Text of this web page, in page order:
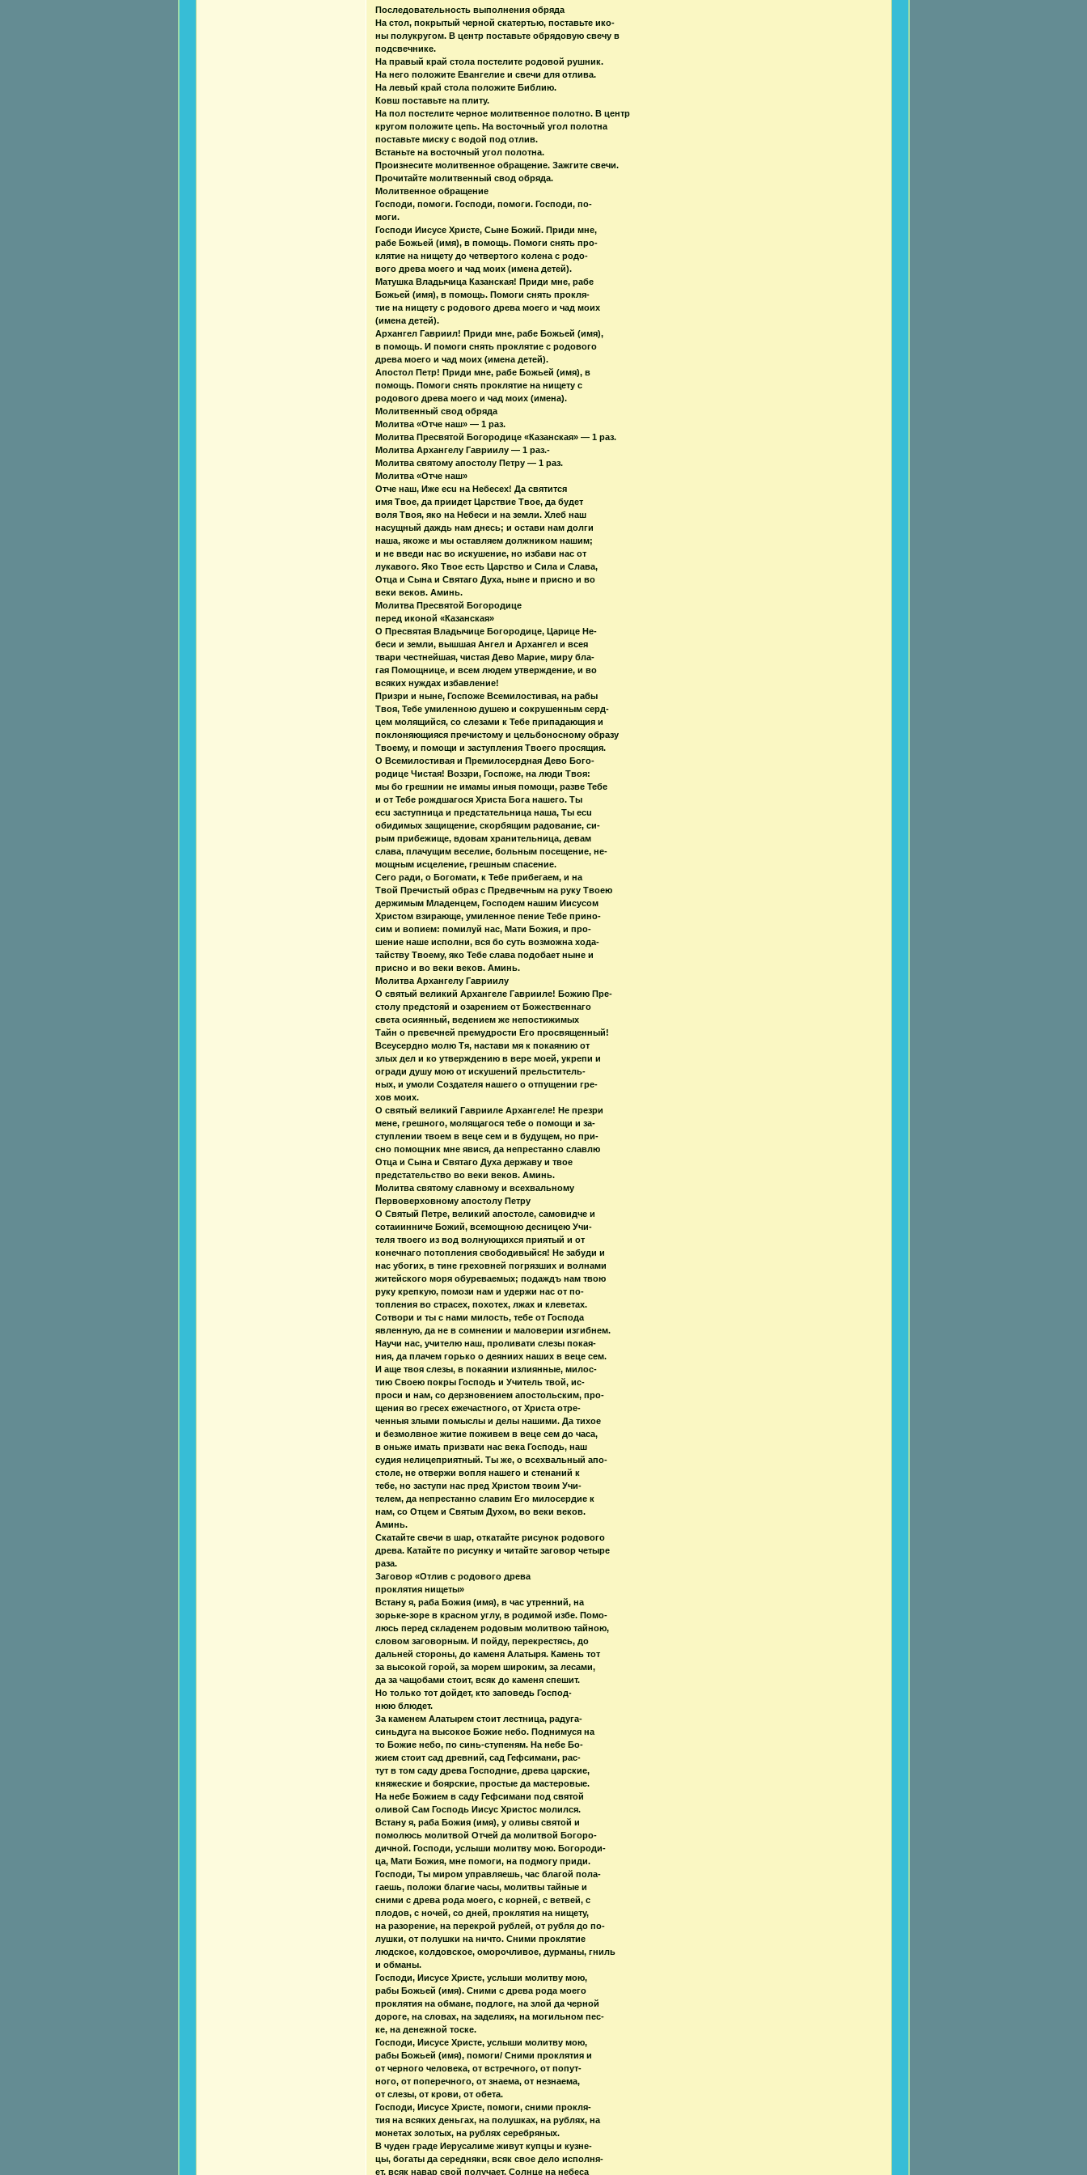
Последовательность выполнения обряда
На стол, покрытый черной скатертью, поставьте ико-
ны полукругом. В центр поставьте обрядовую свечу в
подсвечнике.
На правый край стола постелите родовой рушник.
На него положите Евангелие и свечи для отлива.
На левый край стола положите Библию.
Ковш поставьте на плиту.
На пол постелите черное молитвенное полотно. В центр
кругом положите цепь. На восточный угол полотна
поставьте миску с водой под отлив.
Встаньте на восточный угол полотна.
Произнесите молитвенное обращение. Зажгите свечи.
Прочитайте молитвенный свод обряда.
Молитвенное обращение
Господи, помоги. Господи, помоги. Господи, по-
моги.
Господи Иисусе Христе, Сыне Божий. Приди мне,
рабе Божьей (имя), в помощь. Помоги снять про-
клятие на нищету до четвертого колена с родо-
вого древа моего и чад моих (имена детей).
Матушка Владычица Казанская! Приди мне, рабе
Божьей (имя), в помощь. Помоги снять прокля-
тие на нищету с родового древа моего и чад моих
(имена детей).
Архангел Гавриил! Приди мне, рабе Божьей (имя),
в помощь. И помоги снять проклятие с родового
древа моего и чад моих (имена детей).
Апостол Петр! Приди мне, рабе Божьей (имя), в
помощь. Помоги снять проклятие на нищету с
родового древа моего и чад моих (имена).
Молитвенный свод обряда
Молитва «Отче наш» — 1 раз.
Молитва Пресвятой Богородице «Казанская» — 1 раз.
Молитва Архангелу Гавриилу — 1 раз.-
Молитва святому апостолу Петру — 1 раз.
Молитва «Отче наш»
Отче наш, Иже ecu на Небесех! Да святится
имя Твое, да приидет Царствие Твое, да будет
воля Твоя, яко на Небеси и на земли. Хлеб наш
насущный даждь нам днесь; и остави нам долги
наша, якоже и мы оставляем должником нашим;
и не введи нас во искушение, но избави нас от
лукавого. Яко Твое есть Царство и Сила и Слава,
Отца и Сына и Святаго Духа, ныне и присно и во
веки веков. Аминь.
Молитва Пресвятой Богородице
перед иконой «Казанская»
О Пресвятая Владычице Богородице, Царице Не-
беси и земли, вышшая Ангел и Архангел и всея
твари честнейшая, чистая Дево Марие, миру бла-
гая Помощнице, и всем людем утверждение, и во
всяких нуждах избавление!
Призри и ныне, Госпоже Всемилостивая, на рабы
Твоя, Тебе умиленною душею и сокрушенным серд-
цем молящийся, со слезами к Тебе припадающия и
поклоняющияся пречистому и цельбоносному образу
Твоему, и помощи и заступления Твоего просящия.
О Всемилостивая и Премилосердная Дево Бого-
родице Чистая! Воззри, Госпоже, на люди Твоя:
мы бо грешнии не имамы иныя помощи, разве Тебе
и от Тебе рождшагося Христа Бога нашего. Ты
ecu заступница и предстательница наша, Ты ecu
обидимых защищение, скорбящим радование, си-
рым прибежище, вдовам хранительница, девам
слава, плачущим веселие, больным посещение, не-
мощным исцеление, грешным спасение.
Сего ради, о Богомати, к Тебе прибегаем, и на
Твой Пречистый образ с Предвечным на руку Твоею
держимым Младенцем, Господем нашим Иисусом
Христом взирающе, умиленное пение Тебе прино-
сим и вопием: помилуй нас, Мати Божия, и про-
шение наше исполни, вся бо суть возможна хода-
тайству Твоему, яко Тебе слава подобает ныне и
присно и во веки веков. Аминь.
Молитва Архангелу Гавриилу
О святый великий Архангеле Гаврииле! Божию Пре-
столу предстояй и озарением от Божественнаго
света осиянный, ведением же непостижимых
Тайн о превечней премудрости Его просвященный!
Всеусердно молю Тя, настави мя к покаянию от
злых дел и ко утверждению в вере моей, укрепи и
огради душу мою от искушений прельститель-
ных, и умоли Создателя нашего о отпущении гре-
хов моих.
О святый великий Гаврииле Архангеле! Не презри
мене, грешного, молящагося тебе о помощи и за-
ступлении твоем в веце сем и в будущем, но при-
сно помощник мне явися, да непрестанно славлю
Отца и Сына и Святаго Духа державу и твое
предстательство во веки веков. Аминь.
Молитва святому славному и всехвальному
Первоверховному апостолу Петру
О Святый Петре, великий апостоле, самовидче и
сотаиинниче Божий, всемощною десницею Учи-
теля твоего из вод волнующихся приятый и от
конечнаго потопления свободивыйся! Не забуди и
нас убогих, в тине греховней погрязших и волнами
житейского моря обуреваемых; подаждъ нам твою
руку крепкую, помози нам и удержи нас от по-
топления во страсех, похотех, лжах и клеветах.
Сотвори и ты с нами милость, тебе от Господа
явленную, да не в сомнении и маловерии изгибнем.
Научи нас, учителю наш, проливати слезы покая-
ния, да плачем горько о деяниих наших в веце сем.
И аще твоя слезы, в покаянии излиянные, милос-
тию Своею покры Господь и Учитель твой, ис-
проси и нам, со дерзновением апостольским, про-
щения во гресех ежечастного, от Христа отре-
ченныя злыми помыслы и делы нашими. Да тихое
и безмолвное житие поживем в веце сем до часа,
в оньже имать призвати нас века Господь, наш
судия нелицеприятный. Ты же, о всехвальный апо-
столе, не отвержи вопля нашего и стенаний к
тебе, но заступи нас пред Христом твоим Учи-
телем, да непрестанно славим Его милосердие к
нам, со Отцем и Святым Духом, во веки веков.
Аминь.
Скатайте свечи в шар, откатайте рисунок родового
древа. Катайте по рисунку и читайте заговор четыре
раза.
Заговор «Отлив с родового древа
проклятия нищеты»
Встану я, раба Божия (имя), в час утренний, на
зорьке-зоре в красном углу, в родимой избе. Помо-
люсь перед складенем родовым молитвою тайною,
словом заговорным. И пойду, перекрестясь, до
дальней стороны, до каменя Алатыря. Камень тот
за высокой горой, за морем широким, за лесами,
да за чащобами стоит, всяк до каменя спешит.
Но только тот дойдет, кто заповедь Господ-
нюю блюдет.
За каменем Алатырем стоит лестница, радуга-
синьдуга на высокое Божие небо. Поднимуся на
то Божие небо, по синь-ступеням. На небе Бо-
жием стоит сад древний, сад Гефсимани, рас-
тут в том саду древа Господние, древа царские,
княжеские и боярские, простые да мастеровые.
На небе Божием в саду Гефсимани под святой
оливой Сам Господь Иисус Христос молился.
Встану я, раба Божия (имя), у оливы святой и
помолюсь молитвой Отчей да молитвой Богоро-
дичной. Господи, услыши молитву мою. Богороди-
ца, Мати Божия, мне помоги, на подмогу приди.
Господи, Ты миром управляешь, час благой пола-
гаешь, положи благие часы, молитвы тайные и
сними с древа рода моего, с корней, с ветвей, с
плодов, с ночей, со дней, проклятия на нищету,
на разорение, на перекрой рублей, от рубля до по-
лушки, от полушки на ничто. Сними проклятие
людское, колдовское, оморочливое, дурманы, гниль
и обманы.
Господи, Иисусе Христе, услыши молитву мою,
рабы Божьей (имя). Сними с древа рода моего
проклятия на обмане, подлоге, на злой да черной
дороге, на словах, на заделиях, на могильном пес-
ке, на денежной тоске.
Господи, Иисусе Христе, услыши молитву мою,
рабы Божьей (имя), помоги/ Сними проклятия и
от черного человека, от встречного, от попут-
ного, от поперечного, от знаема, от незнаема,
от слезы, от крови, от обета.
Господи, Иисусе Христе, помоги, сними прокля-
тия на всяких деньгах, на полушках, на рублях, на
монетах золотых, на рублях серебряных.
В чуден граде Иерусалиме живут купцы и кузне-
цы, богаты да середняки, всяк свое дело исполня-
ет, всяк навар свой получает. Солнце на небеса